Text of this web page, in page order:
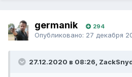
germanik 294
Опубликовано: 27 декабря
27.12.2020 в 08:26,